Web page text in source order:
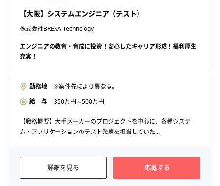
【大阪】システムエンジニア（テスト）
株式会社BREXA Technology
エンジニアの教育・育成に投資！安心したキャリア形成！福利厚生
充実！
勤務地
※案件先により異なる。
給 与
350万円～500万円
【職務概要】大手メーカーのプロジェクトを中心に、各種システ
ム・アプリケーションのテスト業務を担当していた...
詳細を見る 応募する